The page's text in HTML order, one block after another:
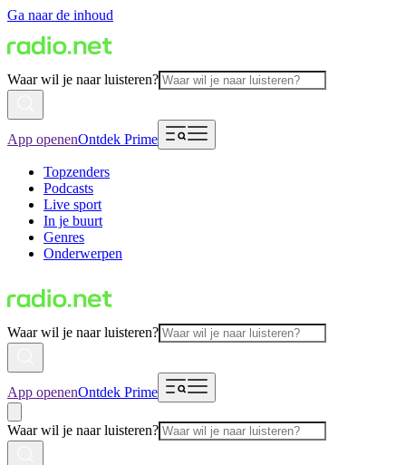
Ga naar de inhoud
Waar wil je naar luisteren?
App openenOntdek Prime
Topzenders
Podcasts
Live sport
In je buurt
Genres
Onderwerpen
Waar wil je naar luisteren?
App openenOntdek Prime
Waar wil je naar luisteren?